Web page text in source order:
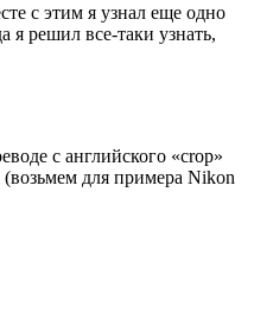
с этим я узнал еще одно
я решил все-таки узнать,
с английского «crop»
для примера Nikon